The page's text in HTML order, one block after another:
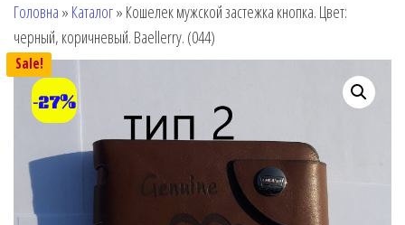
Головна » Каталог» Кошелек мужской застежка кнопка. Цвет:
черный, коричневый. Baellerry. (044)
Sale!
-27%